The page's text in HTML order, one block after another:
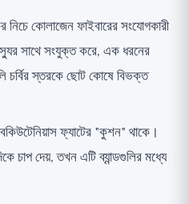
নিচে কোলাজেন ফাইবারের সংযোগকারী
সাথে সংযুক্ত করে, এক ধরনের
চর্বির স্তরকে ছোট কোষে বিভক্ত
ফ্যাটের "কুশন" থাকে।
চাপ দেয়, তখন এটি ব্যান্ডগুলির মধ্যে